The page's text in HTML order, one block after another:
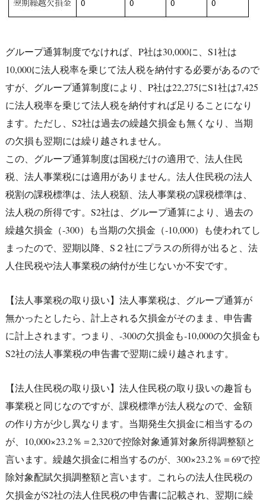
グループ通算制度でなければ、P社は30,000に、S1社は
10,000に法人税率を乗じて法人税を納付する必要があるので
すが、グループ通算制度により、P社は22,275にS1社は7,425
に法人税率を乗じて法人税を納付すれば足りることになり
ます。ただし、S2社は過去の繰越欠損金も無くなり、当期
の欠損も翌期には繰り越されません。
この、グループ通算制度は国税だけの適用で、法人住民
税、法人事業税には適用がありません。法人住民税の法人
税割の課税標準は、法人税額、法人事業税の課税標準は、
法人税の所得です。S2社は、グループ通算により、過去の
繰越欠損金（‐300）も当期の欠損金（‐10,000）も使われてし
まったので、翌期以降、S２社にプラスの所得が出ると、法
人住民税や法人事業税の納付が生じないか不安です。
【法人事業税の取り扱い】法人事業税は、グループ通算が
無かったとしたら、計上される欠損金がそのまま、申告書
に計上されます。つまり、‐300の欠損金も‐10,000の欠損金も
S2社の法人事業税の申告書で翌期に繰り越されます。
【法人住民税の取り扱い】法人住民税の取り扱いの趣旨も
事業税と同じなのですが、課税標準が法人税なので、金額
の作り方が少し異なります。当期発生欠損金に相当するの
が、10,000×23.2％＝2,320で控除対象通算対象所得調整額と
言います。繰越欠損金に相当するのが、300×23.2％＝69で控
除対象配賦欠損調整額と言います。これらの法人住民税の
欠損金がS2社の法人住民税の申告書に記載され、翌期に繰